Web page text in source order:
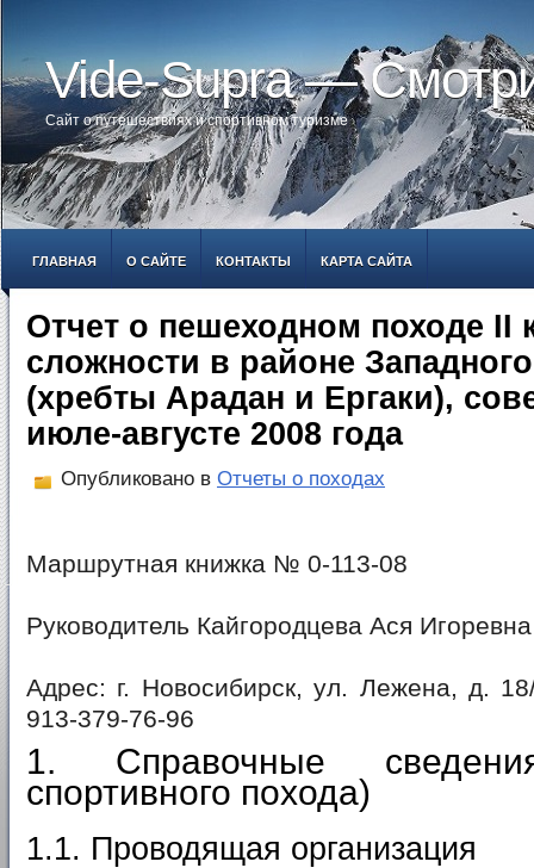
Vide-Supra —
Сайт о путешествиях и спортивном туризме
ГЛАВНАЯ О САЙТЕ КОНТАКТЫ КАРТА САЙТА
Отчет о пешеходном походе II
сложности в районе
(хребты Арадан и Ергаки),
июле-августе 2008 года
Опубликовано в Отчеты о походах
Маршрутная книжка № 0-113-08
Руководитель Кайгородцева Ася Игоревна
Адрес: г. Новосибирск, ул. Лежена, д.
913-379-76-96
1. Справочные
спортивного похода)
1.1. Проводящая организация